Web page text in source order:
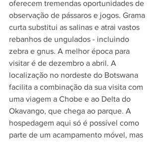
oferecem tremendas oportunidades de
observação de pássaros e jogos. Grama
curta substitui as salinas e atrai vastos
rebanhos de ungulados - incluindo
zebra e gnus. A melhor época para
visitar é de dezembro a abril. A
localização no nordeste do Botswana
facilita a combinação da sua visita com
uma viagem a Chobe e ao Delta do
Okavango, que chega ao parque. A
hospedagem aqui só é possível como
parte de um acampamento móvel, mas